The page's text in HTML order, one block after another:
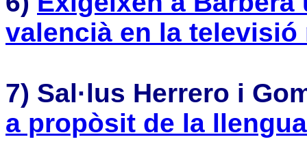
valencià en la
7) Sal·lus Herrero i
a propòsit de la llengua